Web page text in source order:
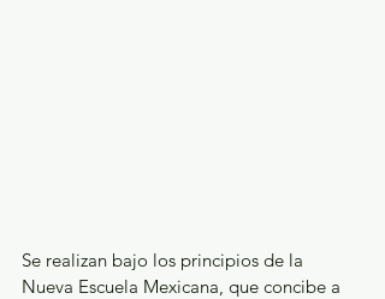
Se realizan bajo los principios de la
Nueva Escuela Mexicana, que concibe a